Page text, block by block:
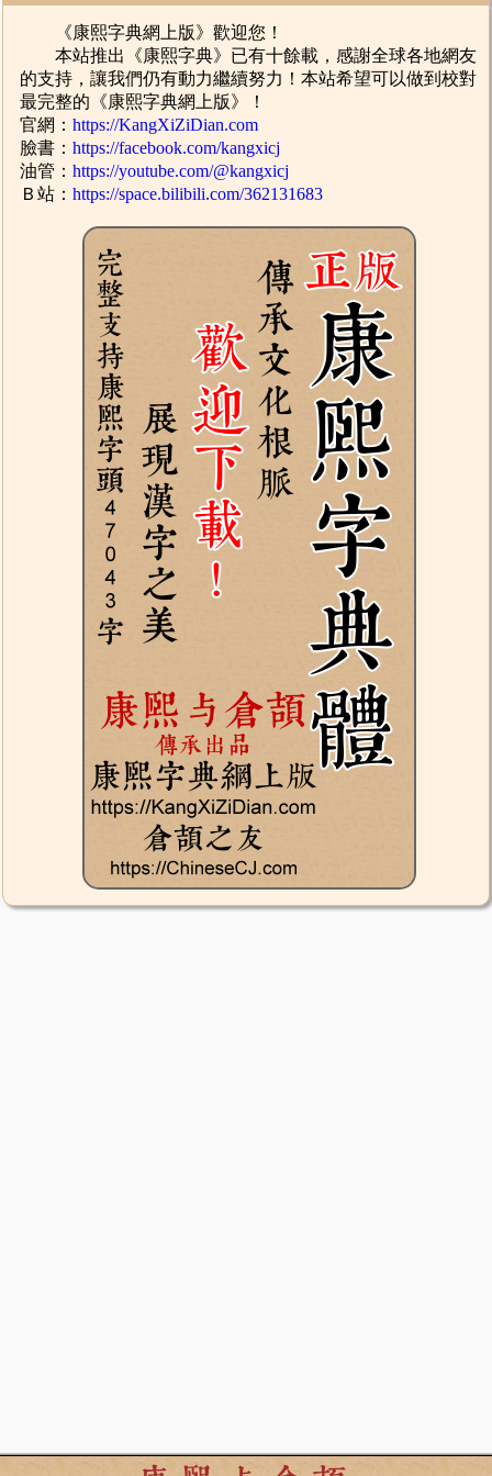
《康熙字典網上版》歡迎您！
本站推出《康熙字典》已有十餘載，感謝全球各地網友
的支持，讓我們仍有動力繼續努力！本站希望可以做到校對
最完整的《康熙字典網上版》！
官網：https://KangXiZiDian.com
臉書：https://facebook.com/kangxicj
油管：https://youtube.com/@kangxicj
Ｂ站：https://space.bilibili.com/362131683